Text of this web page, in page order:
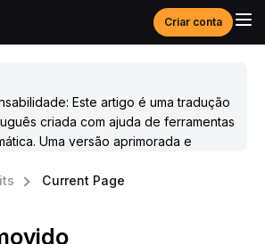
Criar conta
Este artigo é uma tradução
criada com ajuda de ferramentas
Uma versão aprimorada e
Current Page